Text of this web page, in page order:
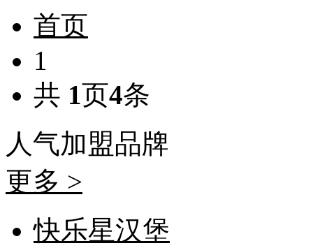
首页
1
共 1页4条
人气加盟品牌
更多 >
快乐星汉堡